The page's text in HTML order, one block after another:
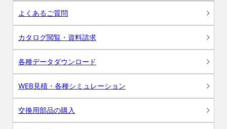
よくあるご質問
カタログ閲覧・資料請求
各種データダウンロード
WEB見積・各種シミュレーション
交換用部品の購入